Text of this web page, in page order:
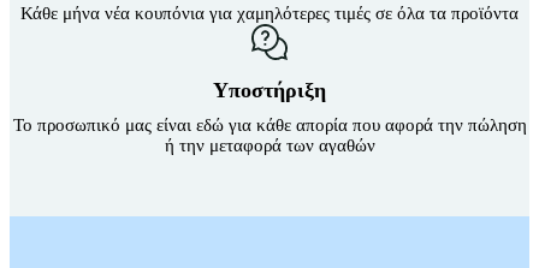
Κάθε μήνα νέα κουπόνια για χαμηλότερες τιμές σε όλα τα προϊόντα
Υποστήριξη
Το προσωπικό μας είναι εδώ για κάθε απορία που αφορά την πώληση
ή την μεταφορά των αγαθών